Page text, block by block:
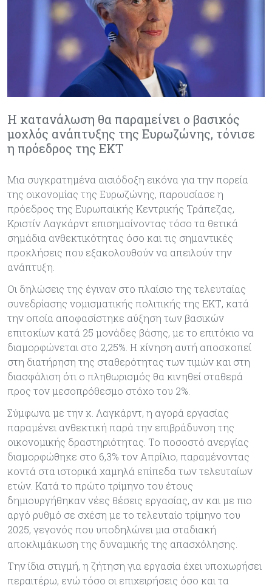
Η κατανάλωση θα παραμείνει ο βασικός
μοχλός ανάπτυξης της Ευρωζώνης, τόνισε
η πρόεδρος της ΕΚΤ
Μια συγκρατημένα αισιόδοξη εικόνα για την πορεία
της οικονομίας της Ευρωζώνης, παρουσίασε η
πρόεδρος της Ευρωπαϊκής Κεντρικής Τράπεζας,
Κριστίν Λαγκάρντ επισημαίνοντας τόσο τα θετικά
σημάδια ανθεκτικότητας όσο και τις σημαντικές
προκλήσεις που εξακολουθούν να απειλούν την
ανάπτυξη.
Οι δηλώσεις της έγιναν στο πλαίσιο της τελευταίας
συνεδρίασης νομισματικής πολιτικής της ΕΚΤ, κατά
την οποία αποφασίστηκε αύξηση των βασικών
επιτοκίων κατά 25 μονάδες βάσης, με το επιτόκιο να
διαμορφώνεται στο 2,25%. Η κίνηση αυτή αποσκοπεί
στη διατήρηση της σταθερότητας των τιμών και στη
διασφάλιση ότι ο πληθωρισμός θα κινηθεί σταθερά
προς τον μεσοπρόθεσμο στόχο του 2%.
Σύμφωνα με την κ. Λαγκάρντ, η αγορά εργασίας
παραμένει ανθεκτική παρά την επιβράδυνση της
οικονομικής δραστηριότητας. Το ποσοστό ανεργίας
διαμορφώθηκε στο 6,3% τον Απρίλιο, παραμένοντας
κοντά στα ιστορικά χαμηλά επίπεδα των τελευταίων
ετών. Κατά το πρώτο τρίμηνο του έτους
δημιουργήθηκαν νέες θέσεις εργασίας, αν και με πιο
αργό ρυθμό σε σχέση με το τελευταίο τρίμηνο του
2025, γεγονός που υποδηλώνει μια σταδιακή
αποκλιμάκωση της δυναμικής της απασχόλησης.
Την ίδια στιγμή, η ζήτηση για εργασία έχει υποχωρήσει
περαιτέρω, ενώ τόσο οι επιχειρήσεις όσο και τα